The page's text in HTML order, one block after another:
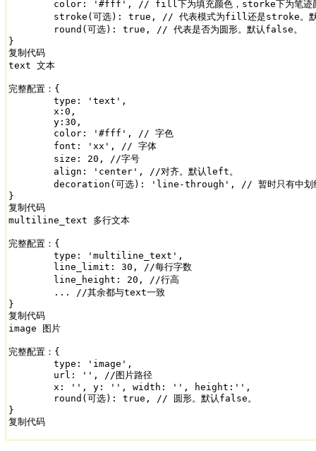
}
复制代码
text 文本
完整配置：{
}
复制代码
multiline_text 多行文本
完整配置：{
}
复制代码
image 图片
完整配置：{
}
复制代码